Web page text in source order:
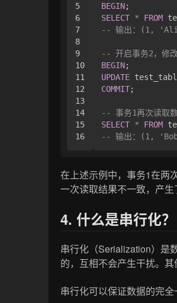
5
6
7
8
9
10
11
12
13
14
15
BEGIN
SELECT * FROM
-- 输出：(1,
-- 开启事务2，修
BEGIN
UPDATE
COMMIT;
-- 事务1再次读取
SELECT * FROM
-- 输出：(1,
在上述示例中，事务1在两
一次读取结果不一致，产生
4. 什么是串行化？
串行化（Serialization）是
的，互相不会产生干扰。
串行化可以保证数据的完